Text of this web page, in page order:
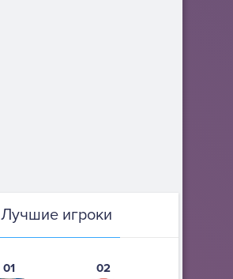
Лучшие игроки
01 02